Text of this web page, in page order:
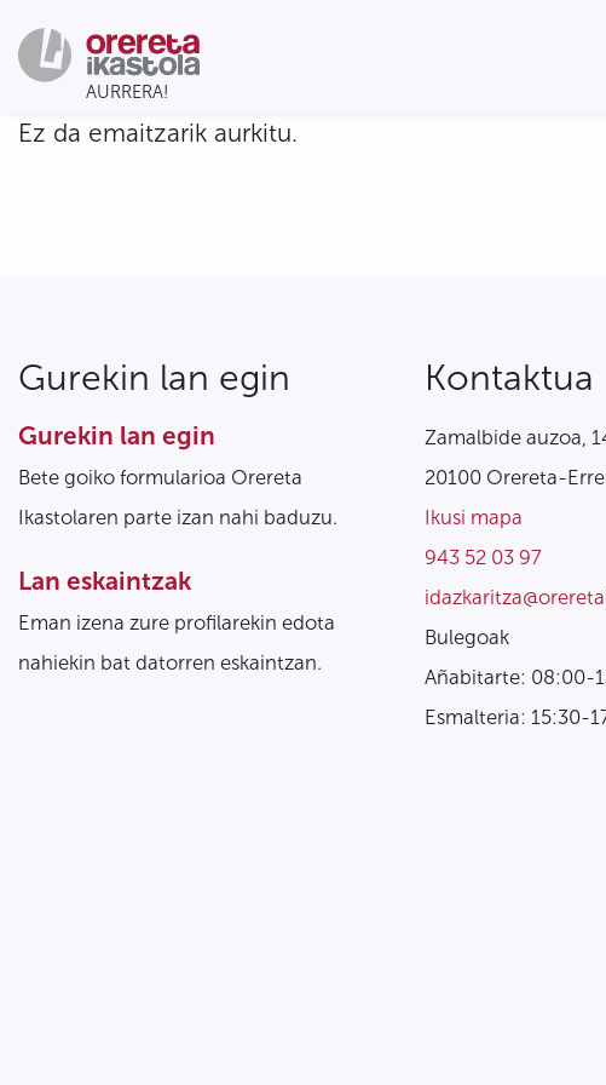
Ez da emaitzarik aurkitu.
Gurekin lan egin
Gurekin lan egin
Bete goiko formularioa Orereta
Ikastolaren parte izan nahi baduzu.
Lan eskaintzak
Eman izena zure profilarekin edota
nahiekin bat datorren eskaintzan.
Kontaktua
Zamalbide auzoa,
20100 Orereta-
Ikusi mapa
943 52 03 97
Bulegoak
Añabitarte: 08:00-
Esmalteria: 15:30-